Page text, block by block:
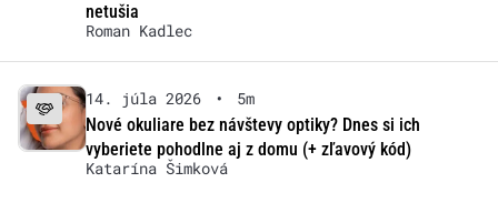
netušia
Roman Kadlec
14. júla 2026 •
5m
Nové okuliare bez návštevy optiky? Dnes si ich
vyberiete pohodlne aj z domu (+ zľavový kód)
Katarína Šimková